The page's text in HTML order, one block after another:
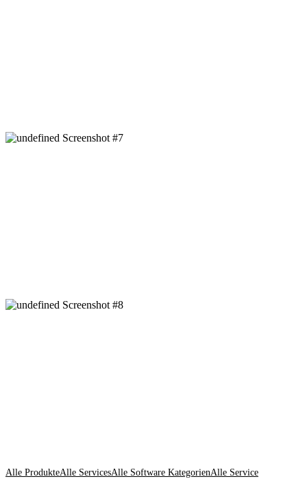
Alle ProdukteAlle ServicesAlle Software KategorienAlle Service